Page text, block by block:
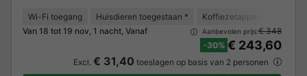
Wi-Fi toegang Huisdieren toegestaan * Koffiezetapparaat
Van 18 tot 19 nov, 1 nacht, Vanaf
Aanbevolen prijs:€ 348
-30% € 243,60
Excl. € 31,40 toeslagen op basis van 2 personen